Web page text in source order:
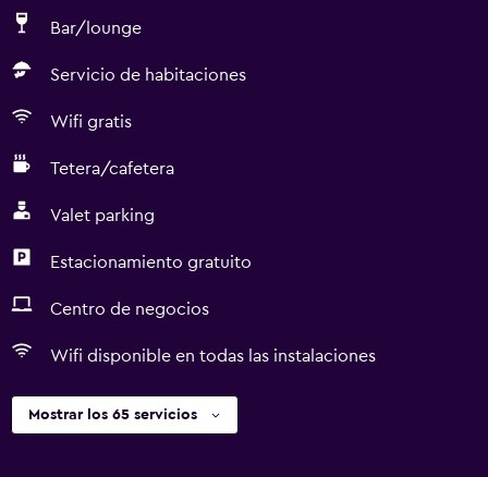
Bar/lounge
Servicio de habitaciones
Wifi gratis
Tetera/cafetera
Valet parking
Estacionamiento gratuito
Centro de negocios
Wifi disponible en todas las instalaciones
Mostrar los 65 servicios